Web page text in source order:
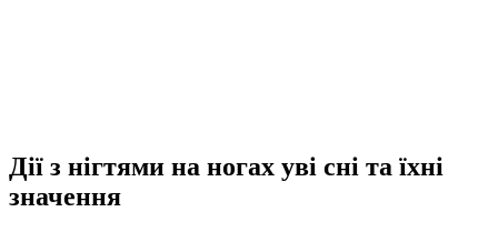
Дії з нігтями на ногах уві сні та їхні
значення